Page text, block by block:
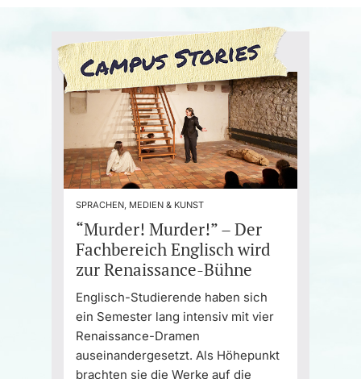
SPRACHEN, MEDIEN & KUNST
“Murder! Murder!” – Der
Fachbereich Englisch wird
zur Renaissance-Bühne
Englisch-Studierende haben sich
ein Semester lang intensiv mit vier
Renaissance-Dramen
auseinandergesetzt. Als Höhepunkt
brachten sie die Werke auf die